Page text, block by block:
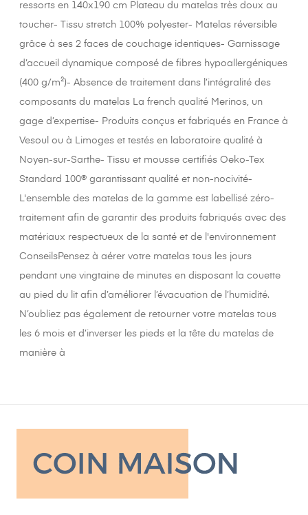
ressorts en 140x190 cm Plateau du matelas très doux au
toucher- Tissu stretch 100% polyester- Matelas réversible
grâce à ses 2 faces de couchage identiques- Garnissage
d’accueil dynamique composé de fibres hypoallergéniques
(400 g/m²)- Absence de traitement dans l’intégralité des
composants du matelas La french qualité Merinos, un
gage d’expertise- Produits conçus et fabriqués en France à
Vesoul ou à Limoges et testés en laboratoire qualité à
Noyen-sur-Sarthe- Tissu et mousse certifiés Oeko-Tex
Standard 100® garantissant qualité et non-nocivité-
L'ensemble des matelas de la gamme est labellisé zéro-
traitement afin de garantir des produits fabriqués avec des
matériaux respectueux de la santé et de l'environnement
ConseilsPensez à aérer votre matelas tous les jours
pendant une vingtaine de minutes en disposant la couette
au pied du lit afin d’améliorer l’évacuation de l’humidité.
N’oubliez pas également de retourner votre matelas tous
les 6 mois et d’inverser les pieds et la tête du matelas de
manière à